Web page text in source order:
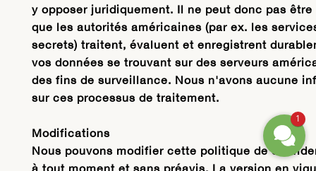
y opposer juridiquement. Il ne peut donc pas être
que les autorités américaines (par ex. les
secrets) traitent, évaluent et enregistrent
vos données se trouvant sur des serveurs
des fins de surveillance. Nous n'avons aucune
sur ces processus de traitement.
Modifications
Nous pouvons modifier cette politique de
à tout moment et sans préavis. La version en
1